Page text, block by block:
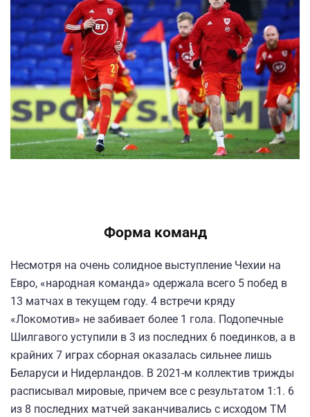
Форма команд
Несмотря на очень солидное выступление Чехии на
Евро, «народная команда» одержала всего 5 побед в
13 матчах в текущем году. 4 встречи кряду
«Локомотив» не забивает более 1 гола. Подопечные
Шилгавого уступили в 3 из последних 6 поединков, а в
крайних 7 играх сборная оказалась сильнее лишь
Беларуси и Нидерландов. В 2021-м коллектив трижды
расписывал мировые, причем все с результатом 1:1. 6
из 8 последних матчей заканчивались с исходом ТМ